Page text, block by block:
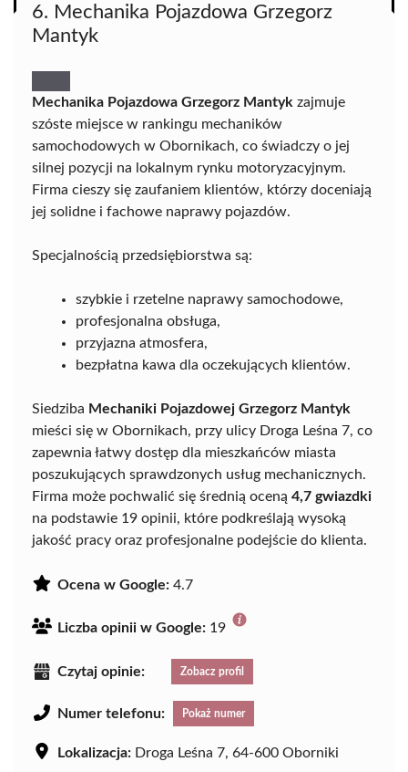
6. Mechanika Pojazdowa Grzegorz
Mantyk
Mechanika Pojazdowa Grzegorz Mantyk zajmuje
szóste miejsce w rankingu mechaników
samochodowych w Obornikach, co świadczy o jej
silnej pozycji na lokalnym rynku motoryzacyjnym.
Firma cieszy się zaufaniem klientów, którzy doceniają
jej solidne i fachowe naprawy pojazdów.
Specjalnością przedsiębiorstwa są:
szybkie i rzetelne naprawy samochodowe,
profesjonalna obsługa,
przyjazna atmosfera,
bezpłatna kawa dla oczekujących klientów.
Siedziba Mechaniki Pojazdowej Grzegorz Mantyk
mieści się w Obornikach, przy ulicy Droga Leśna 7, co
zapewnia łatwy dostęp dla mieszkańców miasta
poszukujących sprawdzonych usług mechanicznych.
Firma może pochwalić się średnią oceną 4,7 gwiazdki
na podstawie 19 opinii, które podkreślają wysoką
jakość pracy oraz profesjonalne podejście do klienta.
Ocena w Google: 4.7
Liczba opinii w Google: 19
Czytaj opinie: Zobacz profil
Numer telefonu: Pokaż numer
Lokalizacja: Droga Leśna 7, 64-600 Oborniki